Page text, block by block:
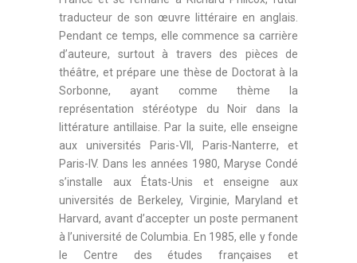
traducteur de son œuvre littéraire en anglais.
Pendant ce temps, elle commence sa carrière
d’auteure, surtout à travers des pièces de
théâtre, et prépare une thèse de Doctorat à la
Sorbonne, ayant comme thème la
représentation stéréotype du Noir dans la
littérature antillaise. Par la suite, elle enseigne
aux universités Paris-VII, Paris-Nanterre, et
Paris-IV. Dans les années 1980, Maryse Condé
s’installe aux États-Unis et enseigne aux
universités de Berkeley, Virginie, Maryland et
Harvard, avant d’accepter un poste permanent
à l’université de Columbia. En 1985, elle y fonde
le Centre des études françaises et